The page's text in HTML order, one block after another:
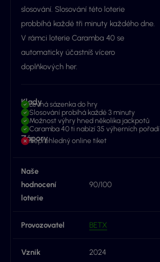
slosování. Slosování této loterie
probbíhá každé tři minuty každého dne.
V rámci loterie Caramba 40 se
automaticky účastníš vícero
doplňkových her.
Klady
Levná sázenka do hry
Slosování probíhá každé 3 minuty
Možnost výhry hned několika jackpotů
Caramba 40 ti nabízí 35 výherních pořadí
Zápory
Nepřehledný online tiket
Naše
hodnocení
loterie
90/100
Provozovatel BETX
Vznik 2024